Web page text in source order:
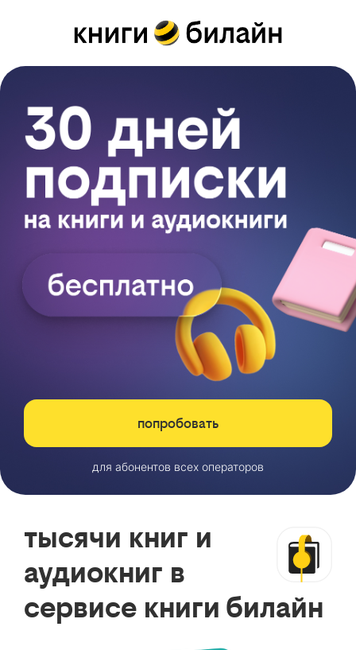
попробовать
для абонентов всех операторов
тысячи книг и
аудиокниг в
сервисе книги билайн